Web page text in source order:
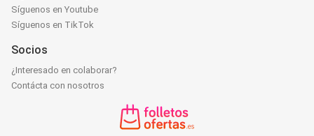
Síguenos en Youtube
Síguenos en TikTok
Socios
¿Interesado en colaborar?
Contácta con nosotros